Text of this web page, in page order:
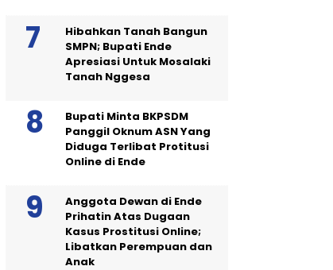
Hibahkan Tanah Bangun
SMPN; Bupati Ende
Apresiasi Untuk Mosalaki
Tanah Nggesa
Bupati Minta BKPSDM
Panggil Oknum ASN Yang
Diduga Terlibat Protitusi
Online di Ende
Anggota Dewan di Ende
Prihatin Atas Dugaan
Kasus Prostitusi Online;
Libatkan Perempuan dan
Anak